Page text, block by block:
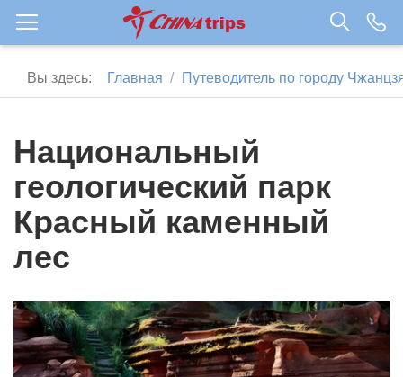
Вы здесь: Главная Путеводитель по городу
Национальный
геологический парк
Красный каменный
лес